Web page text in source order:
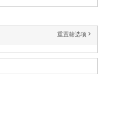
重置筛选项 '